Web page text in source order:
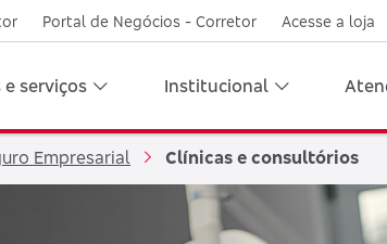
Portal de Negócios - Corretor Acesse a loja
serviços Institucional
Empresarial Clínicas e consultórios